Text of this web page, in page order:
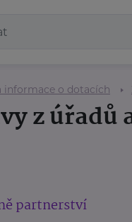
informace o dotacích
z úřadů
partnerství